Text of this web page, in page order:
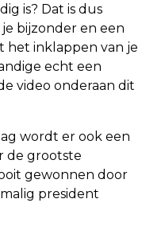
is? Dat is dus
bijzonder en een
het inklappen van je
echt een
video onderaan dit
wordt er ook een
de grootste
gewonnen door
president